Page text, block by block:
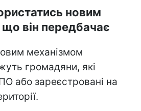
новим
що він передбачає
механізмом
громадяни, які
або зареєстровані на